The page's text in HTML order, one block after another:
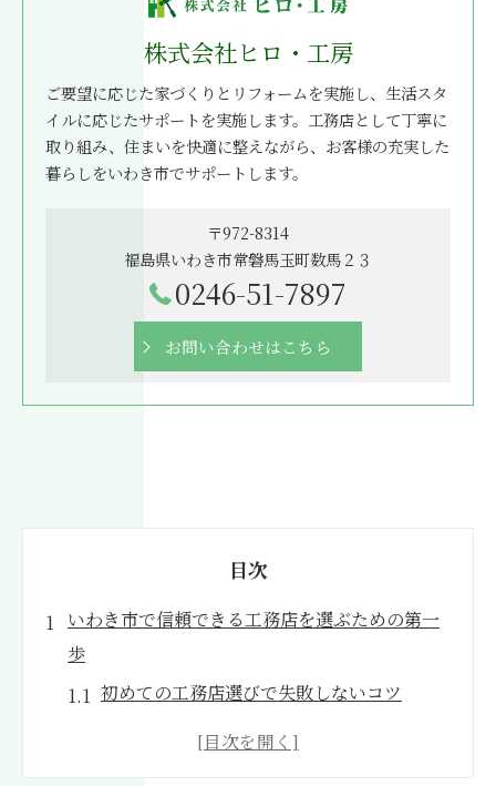
株式会社ヒロ・工房
ご要望に応じた家づくりとリフォームを実施し、生活スタ
イルに応じたサポートを実施します。工務店として丁寧に
取り組み、住まいを快適に整えながら、お客様の充実した
暮らしをいわき市でサポートします。
〒972-8314
福島県いわき市常磐馬玉町数馬２３
0246-51-7897
お問い合わせはこちら
目次
いわき市で信頼できる工務店を選ぶための第一
歩
初めての工務店選びで失敗しないコツ
口コミや評価を活用して工務店を見極める